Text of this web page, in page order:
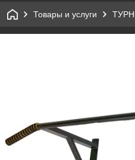
Товары и услуги